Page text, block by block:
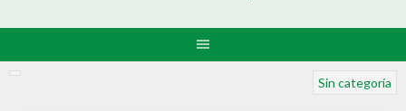
Sin categoría